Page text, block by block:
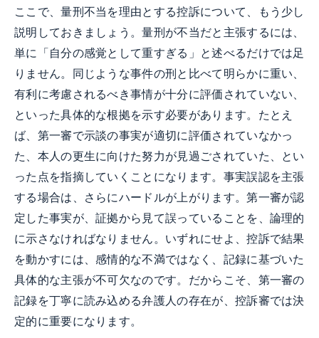
ここで、量刑不当を理由とする控訴について、もう少し
説明しておきましょう。量刑が不当だと主張するには、
単に「自分の感覚として重すぎる」と述べるだけでは足
りません。同じような事件の刑と比べて明らかに重い、
有利に考慮されるべき事情が十分に評価されていない、
といった具体的な根拠を示す必要があります。たとえ
ば、第一審で示談の事実が適切に評価されていなかっ
た、本人の更生に向けた努力が見過ごされていた、とい
った点を指摘していくことになります。事実誤認を主張
する場合は、さらにハードルが上がります。第一審が認
定した事実が、証拠から見て誤っていることを、論理的
に示さなければなりません。いずれにせよ、控訴で結果
を動かすには、感情的な不満ではなく、記録に基づいた
具体的な主張が不可欠なのです。だからこそ、第一審の
記録を丁寧に読み込める弁護人の存在が、控訴審では決
定的に重要になります。